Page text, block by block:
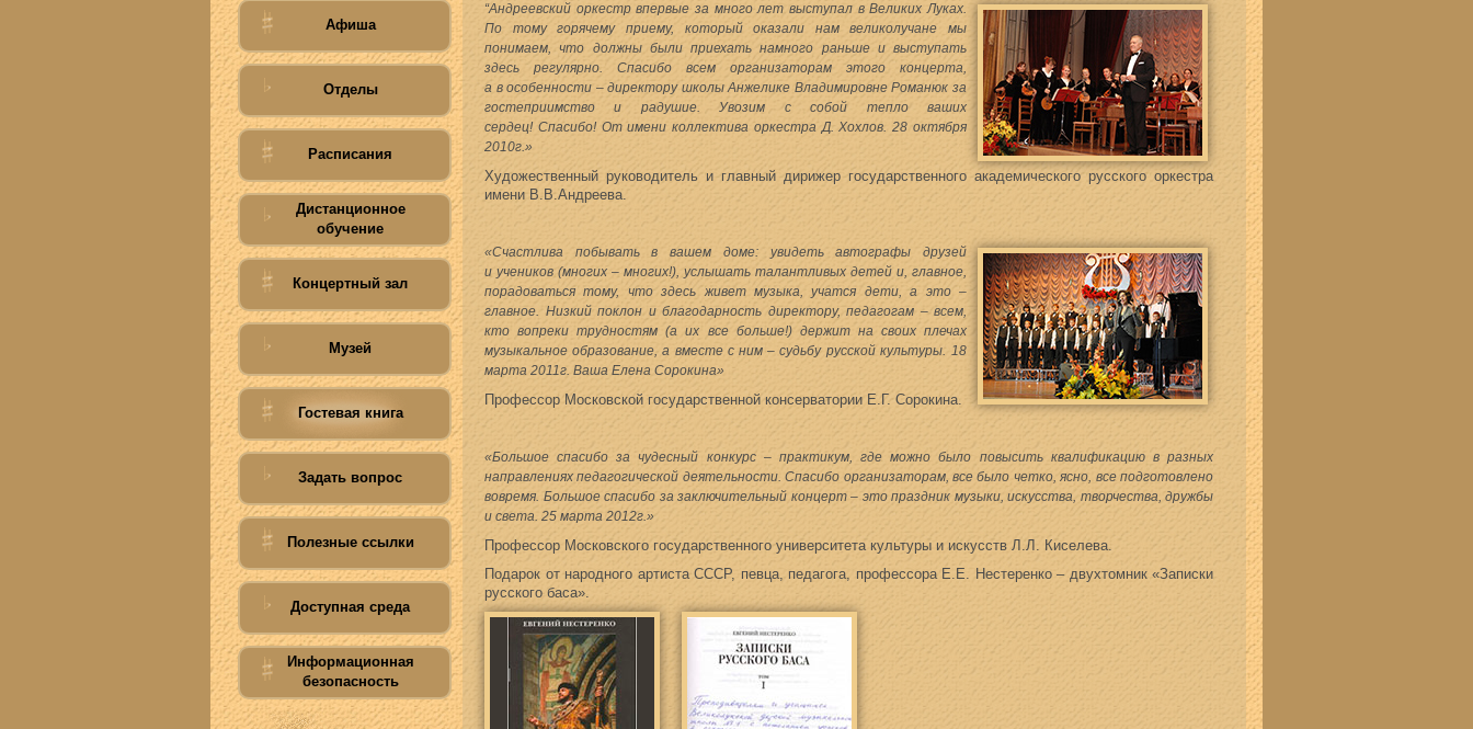
Афиша
Отделы
Расписания
Дистанционное
обучение
Концертный зал
Музей
Гостевая книга
Задать вопрос
Полезные ссылки
Доступная среда
Информационная
безопасность
“Андреевский оркестр впервые за много лет выступал в Великих Луках.
По тому горячему приему, который оказали нам великолучане мы
понимаем, что должны были приехать намного раньше и выступать
здесь регулярно. Спасибо всем организаторам этого концерта,
а в особенности – директору школы Анжелике Владимировне Романюк за
гостеприимство и радушие. Увозим с собой тепло ваших
сердец! Спасибо! От имени коллектива оркестра Д. Хохлов. 28 октября
2010г.»
Художественный руководитель и главный дирижер государственного академического русского оркестра
имени В.В.Андреева.
«Счастлива побывать в вашем доме: увидеть автографы друзей
и учеников (многих – многих!), услышать талантливых детей и, главное,
порадоваться тому, что здесь живет музыка, учатся дети, а это –
главное. Низкий поклон и благодарность директору, педагогам – всем,
кто вопреки трудностям (а их все больше!) держит на своих плечах
музыкальное образование, а вместе с ним – судьбу русской культуры. 18
марта 2011г. Ваша Елена Сорокина»
Профессор Московской государственной консерватории Е.Г. Сорокина.
«Большое спасибо за чудесный конкурс – практикум, где можно было повысить квалификацию в разных
направлениях педагогической деятельности. Спасибо организаторам, все было четко, ясно, все подготовлено
вовремя. Большое спасибо за заключительный концерт – это праздник музыки, искусства, творчества, дружбы
и света. 25 марта 2012г.»
Профессор Московского государственного университета культуры и искусств Л.Л. Киселева.
Подарок от народного артиста СССР, певца, педагога, профессора Е.Е. Нестеренко – двухтомник «Записки
русского баса».